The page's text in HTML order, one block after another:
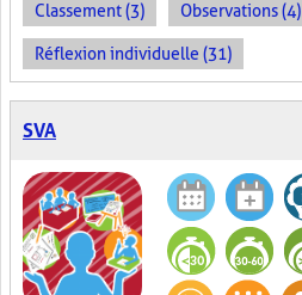
Classement (3) Observations (4)
Réflexion individuelle (31)
SVA